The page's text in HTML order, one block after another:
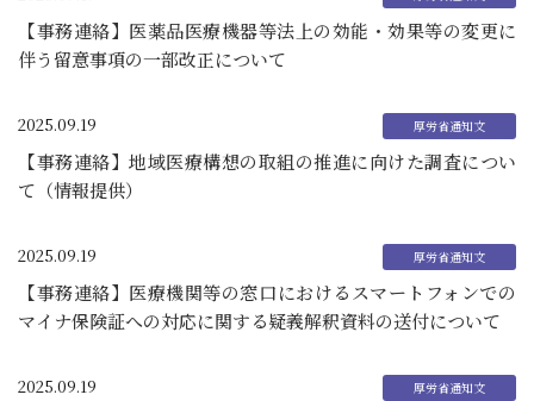
【事務連絡】医薬品医療機器等法上の効能・効果等の変更に
伴う留意事項の一部改正について
2025.09.19
【事務連絡】地域医療構想の取組の推進に向けた調査につい
て（情報提供）
2025.09.19
【事務連絡】医療機関等の窓口におけるスマートフォンでの
マイナ保険証への対応に関する疑義解釈資料の送付について
2025.09.19